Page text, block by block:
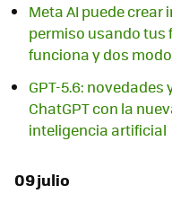
Meta AI puede crear
permiso usando tus
funciona y dos
GPT-5.6:
ChatGPT con la
inteligencia artificial
09 julio